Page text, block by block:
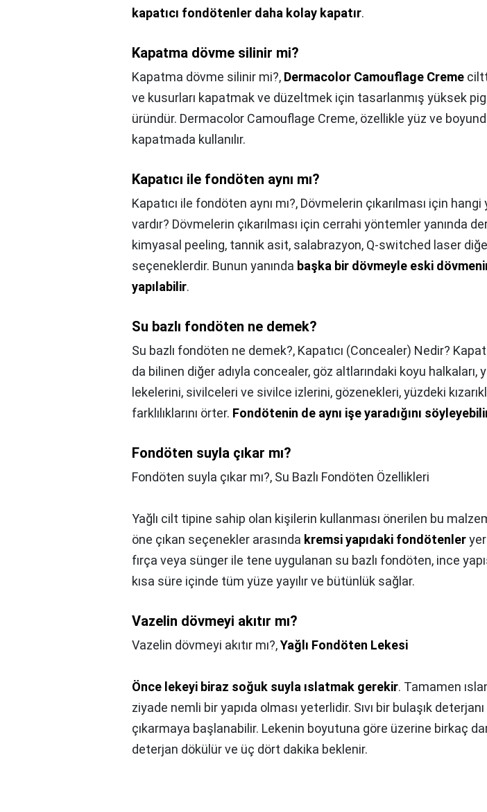
kapatıcı fondötenler daha kolay kapatır.
Kapatma dövme silinir mi?
Kapatma dövme silinir mi?, Dermacolor Camouflage Creme
ve kusurları kapatmak ve düzeltmek için tasarlanmış yüksek
üründür. Dermacolor Camouflage Creme, özellikle yüz ve
kapatmada kullanılır.
Kapatıcı ile fondöten aynı mı?
Kapatıcı ile fondöten aynı mı?, Dövmelerin çıkarılması için
vardır? Dövmelerin çıkarılması için cerrahi yöntemler yanında
kimyasal peeling, tannik asit, salabrazyon, Q-switched laser
seçeneklerdir. Bunun yanında başka bir dövmeyle eski
yapılabilir.
Su bazlı fondöten ne demek?
Su bazlı fondöten ne demek?, Kapatıcı (Concealer) Nedir?
da bilinen diğer adıyla concealer, göz altlarındaki koyu halkaları,
lekelerini, sivilceleri ve sivilce izlerini, gözenekleri, yüzdeki
farklılıklarını örter. Fondötenin de aynı işe yaradığını
Fondöten suyla çıkar mı?
Fondöten suyla çıkar mı?, Su Bazlı Fondöten Özellikleri
Yağlı cilt tipine sahip olan kişilerin kullanması önerilen bu
öne çıkan seçenekler arasında kremsi yapıdaki fondötenler
fırça veya sünger ile tene uygulanan su bazlı fondöten, ince
kısa süre içinde tüm yüze yayılır ve bütünlük sağlar.
Vazelin dövmeyi akıtır mı?
Vazelin dövmeyi akıtır mı?,Yağlı Fondöten Lekesi
Önce lekeyi biraz soğuk suyla ıslatmak gerekir. Tamamen
ziyade nemli bir yapıda olması yeterlidir. Sıvı bir bulaşık deterjanı
çıkarmaya başlanabilir. Lekenin boyutuna göre üzerine birkaç
deterjan dökülür ve üç dört dakika beklenir.